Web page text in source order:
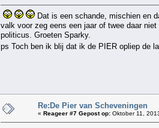
Dat is een schande, mischien en
valk voor zeg eens een jaar of twee daar
politicus. Groeten Sparky.
ps Toch ben ik blij dat ik de PIER opliep de
Re:De Pier van Scheveningen
« Reageer #7 Gepost op: Oktober 11,